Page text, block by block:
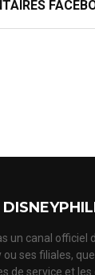
un canal officiel
ou ses filiales,
de service et